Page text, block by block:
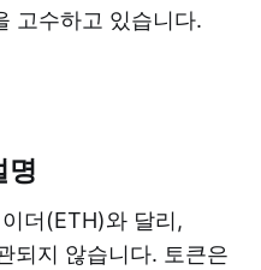
고수하고 있습니다.
명
더(ETH)와 달리,
되지 않습니다. 토큰은